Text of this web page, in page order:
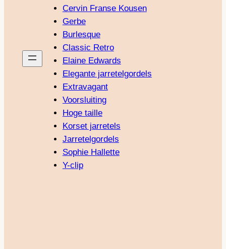
Cervin Franse Kousen
Gerbe
Burlesque
Classic Retro
Elaine Edwards
Elegante jarretelgordels
Extravagant
Voorsluiting
Hoge taille
Korset jarretels
Jarretelgordels
Sophie Hallette
Y-clip